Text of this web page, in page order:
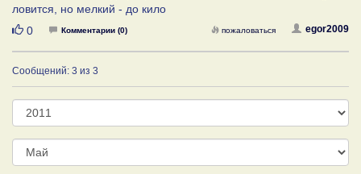
ловится, но мелкий - до кило
Нравится
0 Комментарии (0) egor2009
пожаловаться
Сообщений: 3 из 3
Год
Месяц